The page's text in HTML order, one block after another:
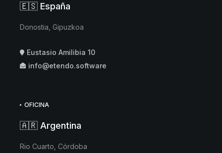
🇪🇸 España
Donostia, Gipuzkoa
Eustasio Amilibia 10
info@etendo.software
OFICINA
🇦🇷 Argentina
Rio Cuarto, Córdoba